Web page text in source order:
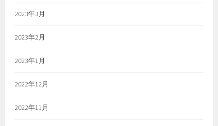
2023年3月
2023年2月
2023年1月
2022年12月
2022年11月